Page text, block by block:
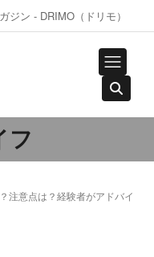
ジン - DRIMO（ドリモ）
フ
注意点は？経験者がアドバイ